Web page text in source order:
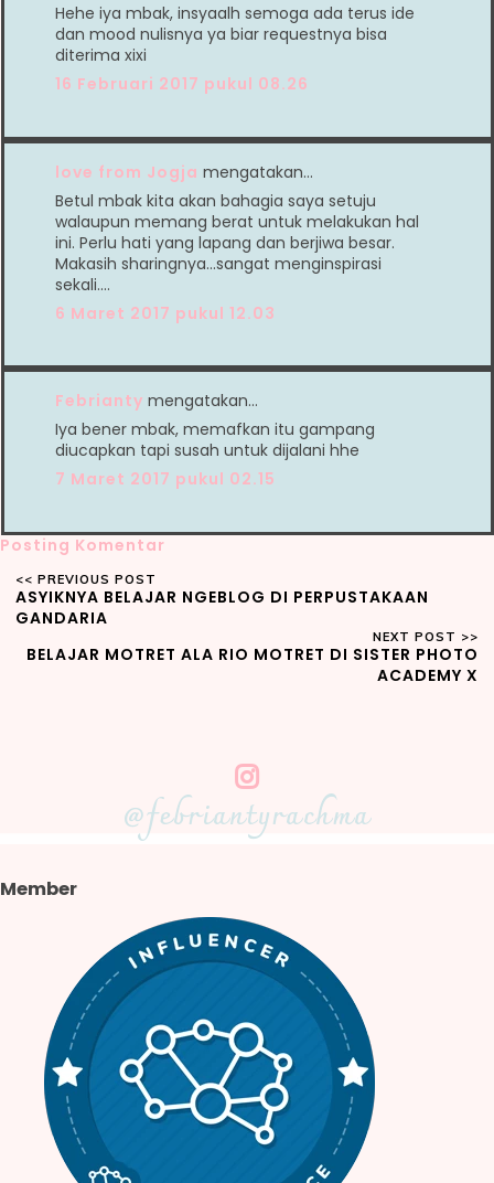
Hehe iya mbak, insyaalh semoga ada terus ide
dan mood nulisnya ya biar requestnya bisa
diterima xixi
16 Februari 2017 pukul 08.26
love from Jogja mengatakan…
Betul mbak kita akan bahagia saya setuju
walaupun memang berat untuk melakukan hal
ini. Perlu hati yang lapang dan berjiwa besar.
Makasih sharingnya...sangat menginspirasi
sekali....
6 Maret 2017 pukul 12.03
Febrianty mengatakan…
Iya bener mbak, memafkan itu gampang
diucapkan tapi susah untuk dijalani hhe
7 Maret 2017 pukul 02.15
Posting Komentar
ASYIKNYA BELAJAR NGEBLOG DI PERPUSTAKAAN
GANDARIA
BELAJAR MOTRET ALA RIO MOTRET DI SISTER PHOTO
ACADEMY X
@febriantyrachma
Member